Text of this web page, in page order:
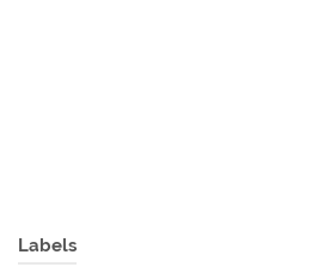
Labels